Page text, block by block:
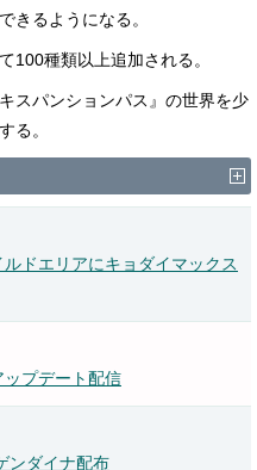
きるようになる。
100種類以上追加される。
スパンションパス』の世界を少
る。
ドエリアにキョダイマックス
プデート配信
ンダイナ配布